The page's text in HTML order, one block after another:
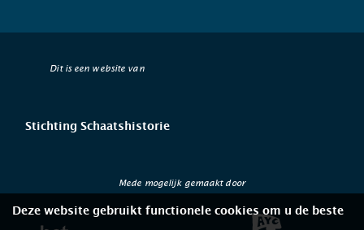
Dit is een website van
Stichting Schaatshistorie
Mede mogelijk gemaakt door
Deze website gebruikt functionele cookies om u de beste